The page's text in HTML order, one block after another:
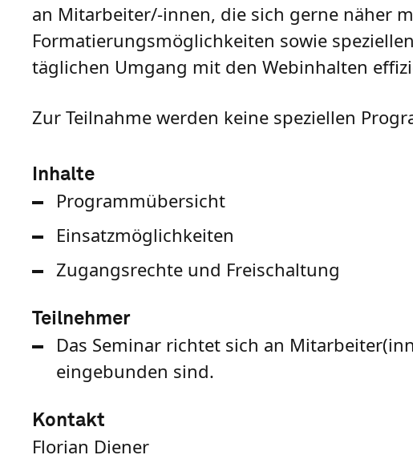
an Mitarbeiter/-innen, die sich gerne näher
Formatierungsmöglichkeiten sowie
täglichen Umgang mit den Webinhalten
Zur Teilnahme werden keine speziellen
Inhalte
Programmübersicht
Einsatzmöglichkeiten
Zugangsrechte und Freischaltung
Teilnehmer
Das Seminar richtet sich an
eingebunden sind.
Kontakt
Florian Diener